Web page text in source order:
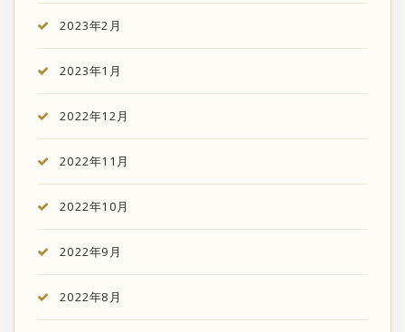
2023年2月
2023年1月
2022年12月
2022年11月
2022年10月
2022年9月
2022年8月